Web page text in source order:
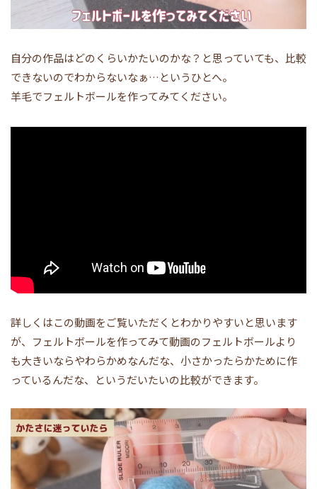
自分の作品はどのくらいかたいのかな？と思っていても、比較
できないのでわからないなぁ…というひとへ。
羊毛でフェルトボールを作ってみてください。
詳しくはこの動画をご覧いただくとわかりやすいと思います
が、フェルトボールを作ってみて動画のフェルトボールより
も大きいならやわらかめなんだな、小さかったらかために作
っているんだな、というだいたいの比較ができます。